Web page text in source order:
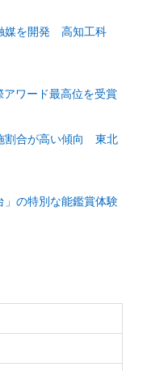
媒を開発 高知工科
ワード最高位を受賞
割合が高い傾向 東北
」の特別な能鑑賞体験